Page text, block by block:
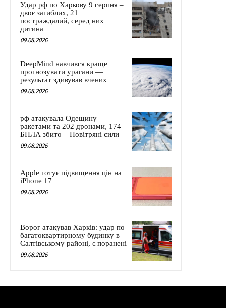
Удар рф по Харкову 9 серпня –
двоє загиблих, 21
постраждалий, серед них
дитина
09.08.2026
DeepMind навчився краще
прогнозувати урагани —
результат здивував вчених
09.08.2026
рф атакувала Одещину
ракетами та 202 дронами, 174
БПЛА збито – Повітряні сили
09.08.2026
Apple готує підвищення цін на
iPhone 17
09.08.2026
Ворог атакував Харків: удар по
багатоквартирному будинку в
Салтівському районі, є поранені
09.08.2026